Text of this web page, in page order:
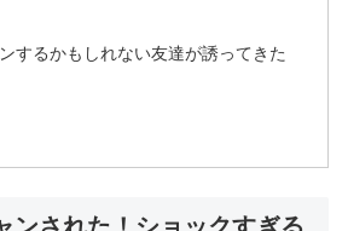
するかもしれない友達が誘ってきた